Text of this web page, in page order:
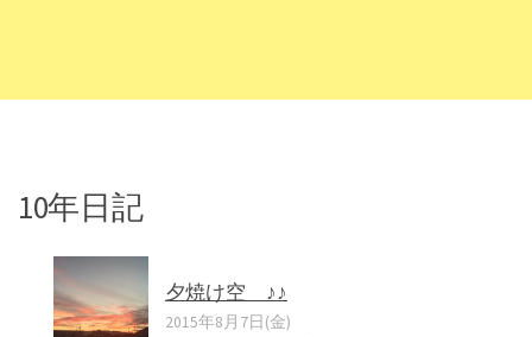
10年日記
夕焼け空 ♪♪
2015年8月7日(金)